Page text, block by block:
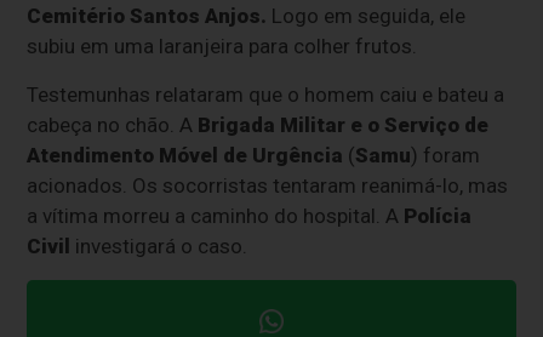
Cemitério Santos Anjos. Logo em seguida, ele
subiu em uma laranjeira para colher frutos.
Testemunhas relataram que o homem caiu e bateu a
cabeça no chão. A Brigada Militar e o Serviço de
Atendimento Móvel de Urgência (Samu) foram
acionados. Os socorristas tentaram reanimá-lo, mas
a vítima morreu a caminho do hospital. A Polícia
Civil investigará o caso.